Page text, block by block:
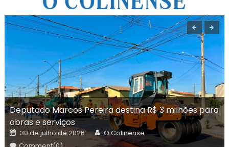
Deputado Marcos Pereira destina R$ 3 milhões para
obras e serviços
Posted
on
30 de julho de 2026 Author
O Colinense